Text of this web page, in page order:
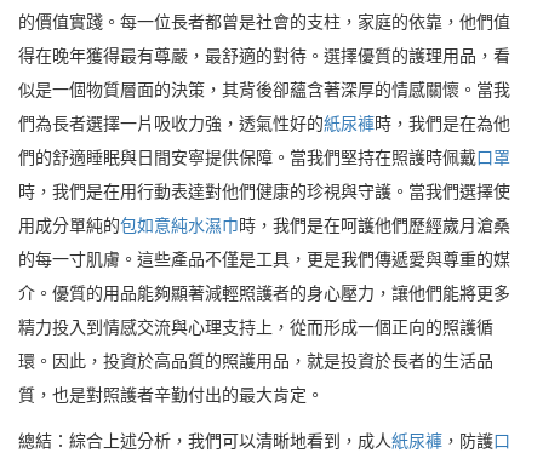
的價值實踐。每一位長者都曾是社會的支柱，家庭的依靠，他們值
得在晚年獲得最有尊嚴，最舒適的對待。選擇優質的護理用品，看
似是一個物質層面的決策，其背後卻蘊含著深厚的情感關懷。當我
們為長者選擇一片吸收力強，透氣性好的紙尿褲時，我們是在為他
們的舒適睡眠與日間安寧提供保障。當我們堅持在照護時佩戴口罩
時，我們是在用行動表達對他們健康的珍視與守護。當我們選擇使
用成分單純的包如意純水濕巾時，我們是在呵護他們歷經歲月滄桑
的每一寸肌膚。這些產品不僅是工具，更是我們傳遞愛與尊重的媒
介。優質的用品能夠顯著減輕照護者的身心壓力，讓他們能將更多
精力投入到情感交流與心理支持上，從而形成一個正向的照護循
環。因此，投資於高品質的照護用品，就是投資於長者的生活品
質，也是對照護者辛勤付出的最大肯定。
總結：綜合上述分析，我們可以清晰地看到，成人紙尿褲 ，防護口